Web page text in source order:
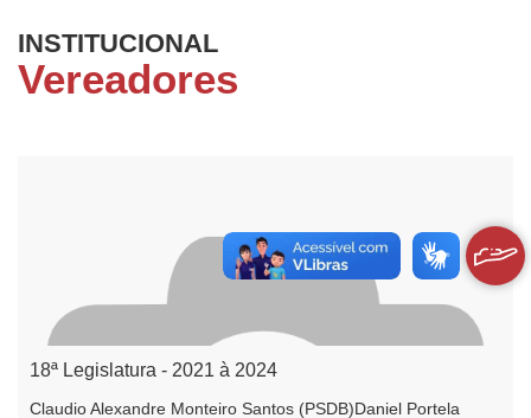
INSTITUCIONAL
Vereadores
18ª Legislatura - 2021 à 2024
Claudio Alexandre Monteiro Santos (PSDB)Daniel Portela